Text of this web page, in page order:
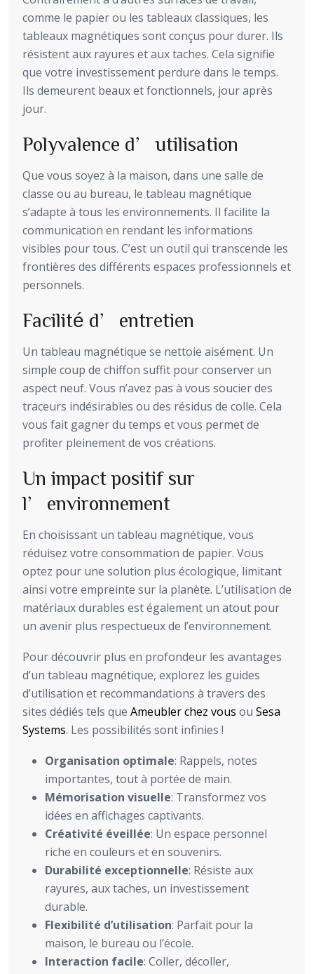
comme le papier ou les tableaux classiques, les
tableaux magnétiques sont conçus pour durer. Ils
résistent aux rayures et aux taches. Cela signifie
que votre investissement perdure dans le temps.
Ils demeurent beaux et fonctionnels, jour après
jour.
Polyvalence d’utilisation
Que vous soyez à la maison, dans une salle de
classe ou au bureau, le tableau magnétique
s’adapte à tous les environnements. Il facilite la
communication en rendant les informations
visibles pour tous. C’est un outil qui transcende les
frontières des différents espaces professionnels et
personnels.
Facilité d’entretien
Un tableau magnétique se nettoie aisément. Un
simple coup de chiffon suffit pour conserver un
aspect neuf. Vous n’avez pas à vous soucier des
traceurs indésirables ou des résidus de colle. Cela
vous fait gagner du temps et vous permet de
profiter pleinement de vos créations.
Un impact positif sur
l’environnement
En choisissant un tableau magnétique, vous
réduisez votre consommation de papier. Vous
optez pour une solution plus écologique, limitant
ainsi votre empreinte sur la planète. L’utilisation de
matériaux durables est également un atout pour
un avenir plus respectueux de l’environnement.
Pour découvrir plus en profondeur les avantages
d’un tableau magnétique, explorez les guides
d’utilisation et recommandations à travers des
sites dédiés tels que Ameubler chez vous ou Sesa
Systems. Les possibilités sont infinies !
Organisation optimale: Rappels, notes
importantes, tout à portée de main.
Mémorisation visuelle: Transformez vos
idées en affichages captivants.
Créativité éveillée: Un espace personnel
riche en couleurs et en souvenirs.
Durabilité exceptionnelle: Résiste aux
rayures, aux taches, un investissement
durable.
Flexibilité d’utilisation: Parfait pour la
maison, le bureau ou l’école.
Interaction facile: Coller, décoller,